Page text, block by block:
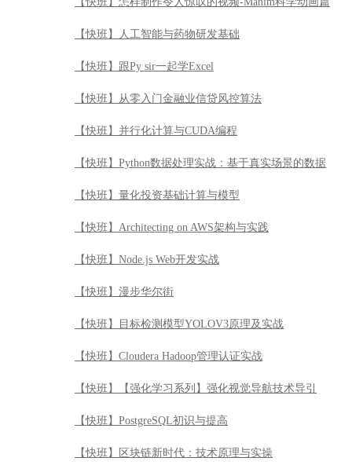
【快班】人工智能与药物研发基础
【快班】跟Py sir一起学Excel
【快班】从零入门金融业信贷风控算法
【快班】并行化计算与CUDA编程
【快班】Python数据处理实战：基于真实场景的数据
【快班】量化投资基础计算与模型
【快班】Architecting on AWS架构与实践
【快班】Node.js Web开发实战
【快班】漫步华尔街
【快班】目标检测模型YOLOV3原理及实战
【快班】Cloudera Hadoop管理认证实战
【快班】【强化学习系列】强化视觉导航技术导引
【快班】PostgreSQL初识与提高
【快班】区块链新时代：技术原理与实操